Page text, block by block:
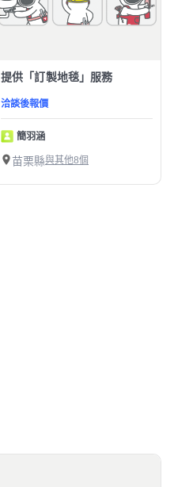
提供「訂製地毯」服務
洽談後報價
簡羽涵
苗栗縣與其他8個